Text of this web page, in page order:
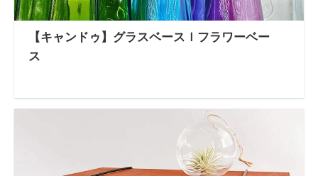
【キャンドゥ】グラスベースｌフラワーベー
ス